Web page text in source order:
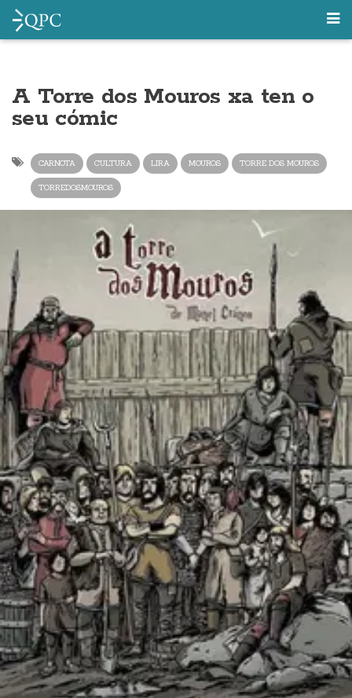
A Torre dos Mouros xa ten o
seu cómic
CARNOTA CULTURA LIRA MOUROS TORRE DOS MOUROS
TORREDOSMOUROS